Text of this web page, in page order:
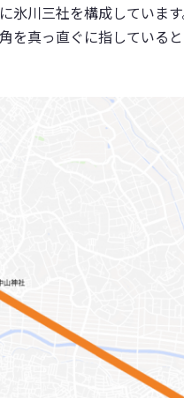
氷川三社を構成していま
を真っ直ぐに指している